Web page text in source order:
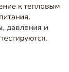
к тепловым
давления и